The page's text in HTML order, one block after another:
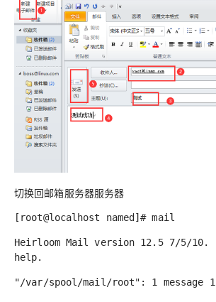
切换回邮箱服务器服务器
[root@localhost named]# mail
Heirloom Mail version 12.5 7/5/
help.
"/var/spool/mail/root": 1 message 1